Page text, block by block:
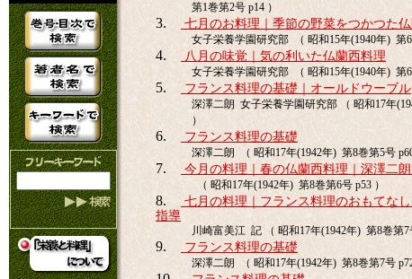
第1巻第2号 p14 ）
3. 七月のお料理｜季節の野菜をつかつた
女子栄養学園研究部 （ 昭和15年(1940年) 第6
4. 八月の味覚｜気の利いた仏蘭西料理
女子栄養学園研究部 （ 昭和15年(1940年) 第6
5. フランス料理の基礎｜オールドウーブル
深澤二朗 女子栄養学園研究部 （ 昭和17年
）
6. フランス料理の基礎
深澤二朗 （ 昭和17年(1942年) 第8巻第5号 p60
7. 今月の料理｜春の仏蘭西料理｜深澤二
（ 昭和17年(1942年) 第8巻第6号 p53 ）
8.
七月の料理｜フランス料理のおもてな
指導
川崎富美江 記 （ 昭和17年(1942年) 第8巻第7
9. フランス料理の基礎
深澤二朗 （ 昭和17年(1942年) 第8巻第7号 p72